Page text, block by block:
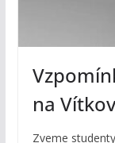
na
Zveme